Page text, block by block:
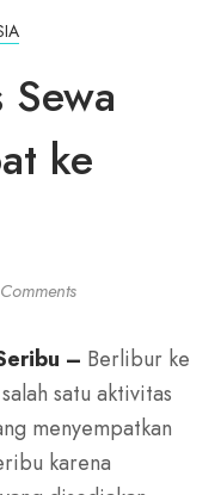
ke
– Berlibur ke
satu aktivitas
menyempatkan
karena